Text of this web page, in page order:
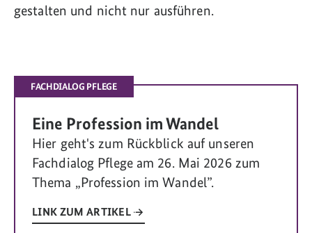
gestalten und nicht nur ausführen.
FACHDIALOG PFLEGE
Eine Profession im Wandel
Hier geht's zum Rückblick auf unseren
Fachdialog Pflege am 26. Mai 2026 zum
Thema „Profession im Wandel”.
LINK ZUM ARTIKEL